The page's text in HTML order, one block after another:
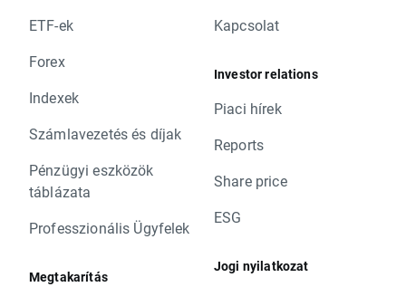
ETF-ek
Forex
Indexek
Számlavezetés és díjak
Pénzügyi eszközök
táblázata
Professzionális Ügyfelek
Megtakarítás
Kapcsolat
Investor relations
Piaci hírek
Reports
Share price
ESG
Jogi nyilatkozat